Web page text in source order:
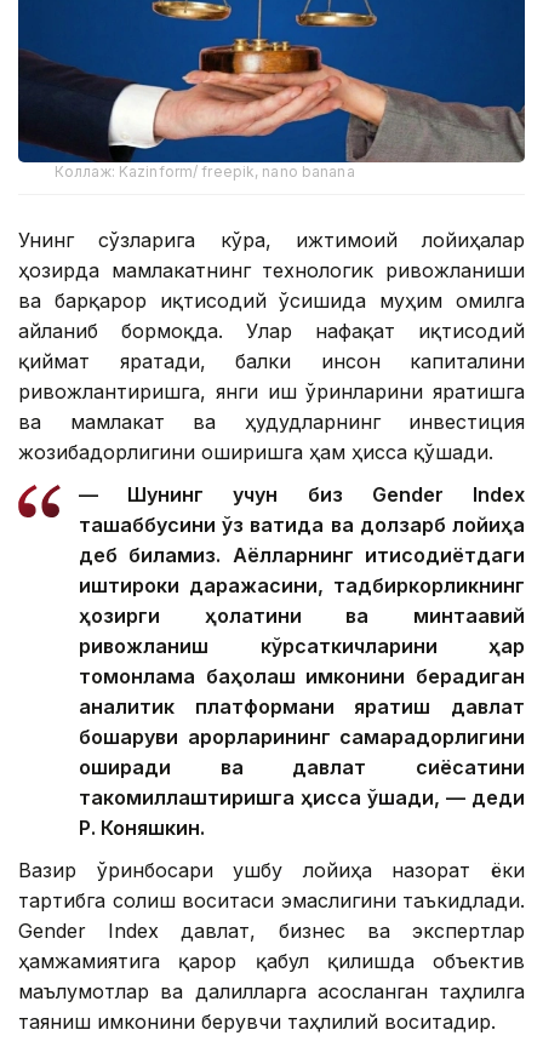
Коллаж: Kazinform/ freepik, nano banana
Унинг сўзларига кўра, ижтимоий лойиҳалар
ҳозирда мамлакатнинг технологик ривожланиши
ва барқарор иқтисодий ўсишида муҳим омилга
айланиб бормоқда. Улар нафақат иқтисодий
қиймат яратади, балки инсон капиталини
ривожлантиришга, янги иш ўринларини яратишга
ва мамлакат ва ҳудудларнинг инвестиция
жозибадорлигини оширишга ҳам ҳисса қўшади.
— Шунинг учун биз Gender Index
ташаббусини ўз вақтида ва долзарб лойиҳа
деб биламиз. Аёлларнинг иқтисодиётдаги
иштироки даражасини, тадбиркорликнинг
ҳозирги ҳолатини ва минтақавий
ривожланиш кўрсаткичларини ҳар
томонлама баҳолаш имконини берадиган
аналитик платформани яратиш давлат
бошқаруви қарорларининг самарадорлигини
оширади ва давлат сиёсатини
такомиллаштиришга ҳисса қўшади, — деди
Р. Коняшкин.
Вазир ўринбосари ушбу лойиҳа назорат ёки
тартибга солиш воситаси эмаслигини таъкидлади.
Gender Index давлат, бизнес ва экспертлар
ҳамжамиятига қарор қабул қилишда объектив
маълумотлар ва далилларга асосланган таҳлилга
таяниш имконини берувчи таҳлилий воситадир.